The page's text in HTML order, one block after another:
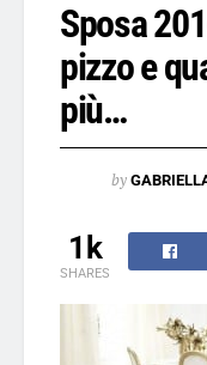
Sposa
pizzo e
più…
by
1k
SHARES